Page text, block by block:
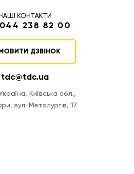
КОНТАКТИ
238 82 00
ДЗВІНОК
tdc@tdc.ua
Київська обл.,
вул. Металургів, 17